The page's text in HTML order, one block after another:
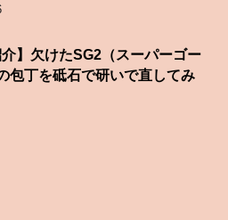
介】欠けたSG2（スーパーゴー
包丁を砥石で研いで直してみ